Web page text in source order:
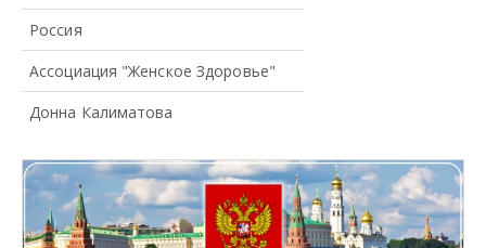
Россия
Ассоциация "Женское Здоровье"
Донна Калиматова